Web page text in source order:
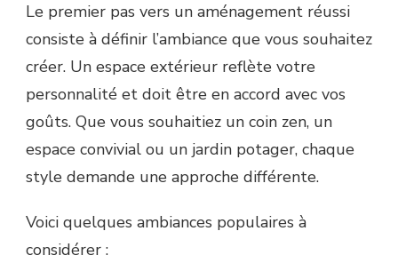
Le premier pas vers un aménagement réussi
consiste à définir l’ambiance que vous souhaitez
créer. Un espace extérieur reflète votre
personnalité et doit être en accord avec vos
goûts. Que vous souhaitiez un coin zen, un
espace convivial ou un jardin potager, chaque
style demande une approche différente.
Voici quelques ambiances populaires à
considérer :